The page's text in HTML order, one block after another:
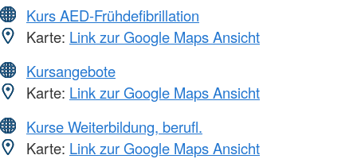
Kurs AED-Frühdefibrillation
Karte: Link zur Google Maps Ansicht
Kursangebote
Karte: Link zur Google Maps Ansicht
Kurse Weiterbildung, berufl.
Karte: Link zur Google Maps Ansicht